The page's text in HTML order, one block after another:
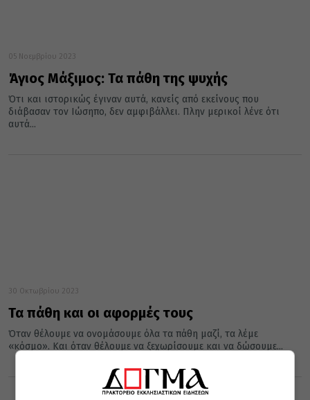
05 Νοεμβρίου 2023
Άγιος Μάξιμος: Τα πάθη της ψυχής
Ότι και ιστορικώς έγιναν αυτά, κανείς από εκείνους που
διάβασαν τον Ιώσηπο, δεν αμφιβάλλει. Πλην μερικοί λένε ότι
αυτά...
30 Οκτωβρίου 2023
Τα πάθη και οι αφορμές τους
Όταν θέλουμε να ονομάσουμε όλα τα πάθη μαζί, τα λέμε
«κόσμο». Και όταν θέλουμε να ξεχωρίσουμε και να δώσουμε...